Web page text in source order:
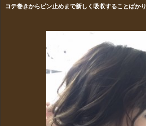
コテ巻きからピン止めまで新しく吸収することばかり